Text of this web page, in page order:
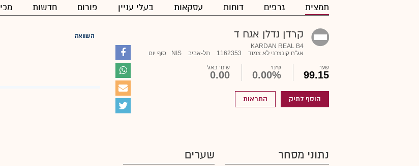
תמצית גרפים דוחות עסקאות בעלי עניין פורום חדשות
קרדן נדלן אגח ד
KARDAN REAL B4
אג"ח קונצרני לא צמוד
1162353 תל-אביב NIS סוף יום
שער
99.15
שינוי
0.00%
שינוי באג'
0.00
הוסף לתיק התראות
השוואה
נתוני מסחר שערים